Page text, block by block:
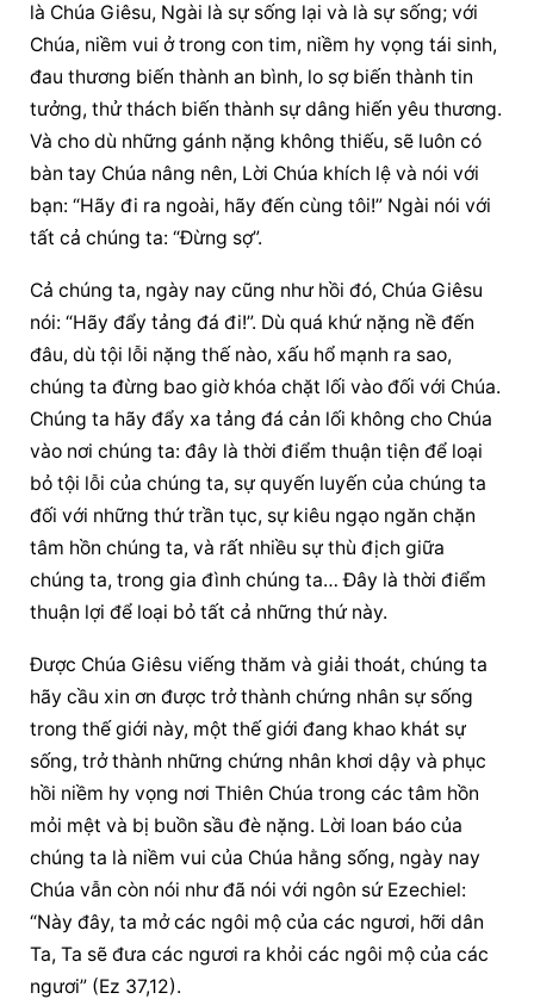
là Chúa Giêsu, Ngài là sự sống lại và là sự sống; với
Chúa, niềm vui ở trong con tim, niềm hy vọng tái sinh,
đau thương biến thành an bình, lo sợ biến thành tin
tưởng, thử thách biến thành sự dâng hiến yêu thương.
Và cho dù những gánh nặng không thiếu, sẽ luôn có
bàn tay Chúa nâng nên, Lời Chúa khích lệ và nói với
bạn: “Hãy đi ra ngoài, hãy đến cùng tôi!” Ngài nói với
tất cả chúng ta: “Đừng sợ”.
Cả chúng ta, ngày nay cũng như hồi đó, Chúa Giêsu
nói: “Hãy đẩy tảng đá đi!”. Dù quá khứ nặng nề đến
đâu, dù tội lỗi nặng thế nào, xấu hổ mạnh ra sao,
chúng ta đừng bao giờ khóa chặt lối vào đối với Chúa.
Chúng ta hãy đẩy xa tảng đá cản lối không cho Chúa
vào nơi chúng ta: đây là thời điểm thuận tiện để loại
bỏ tội lỗi của chúng ta, sự quyến luyến của chúng ta
đối với những thứ trần tục, sự kiêu ngạo ngăn chặn
tâm hồn chúng ta, và rất nhiều sự thù địch giữa
chúng ta, trong gia đình chúng ta… Đây là thời điểm
thuận lợi để loại bỏ tất cả những thứ này.
Được Chúa Giêsu viếng thăm và giải thoát, chúng ta
hãy cầu xin ơn được trở thành chứng nhân sự sống
trong thế giới này, một thế giới đang khao khát sự
sống, trở thành những chứng nhân khơi dậy và phục
hồi niềm hy vọng nơi Thiên Chúa trong các tâm hồn
mỏi mệt và bị buồn sầu đè nặng. Lời loan báo của
chúng ta là niềm vui của Chúa hằng sống, ngày nay
Chúa vẫn còn nói như đã nói với ngôn sứ Ezechiel:
“Này đây, ta mở các ngôi mộ của các ngươi, hỡi dân
Ta, Ta sẽ đưa các ngươi ra khỏi các ngôi mộ của các
ngươi” (Ez 37,12).